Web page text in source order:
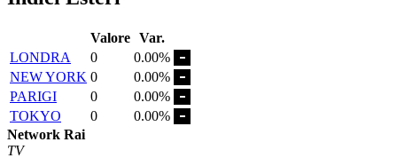
Valore Var.
LONDRA
0
0.00%
NEW YORK 0
0.00%
PARIGI
0
0.00%
TOKYO
0
0.00%
Network Rai
TV